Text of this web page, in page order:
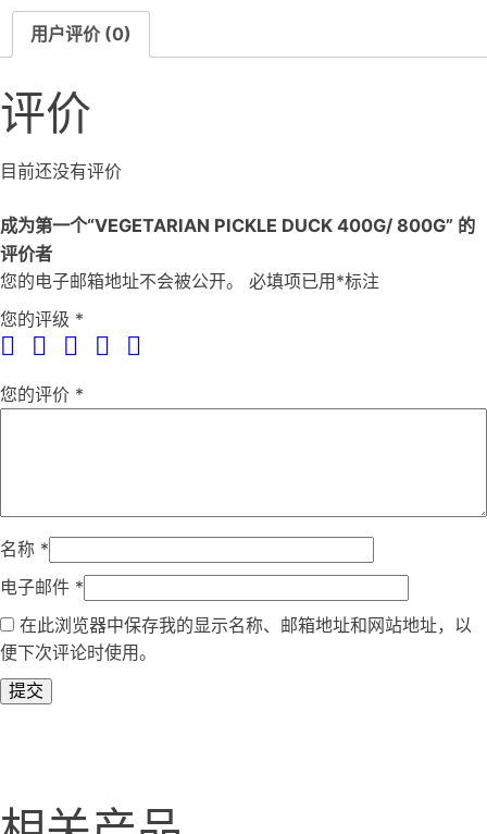
用户评价 (0)
评价
目前还没有评价
成为第一个“VEGETARIAN PICKLE DUCK 400G/ 800G” 的
评价者
您的电子邮箱地址不会被公开。
必填项已用 *标注
您的评级 *
您的评价 *
名称 *
电子邮件 *
在此浏览器中保存我的显示名称、邮箱地址和网站地址，以
便下次评论时使用。